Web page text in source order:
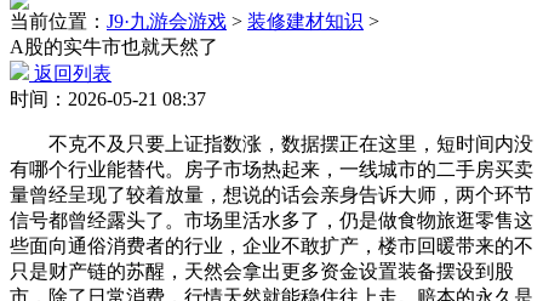
当前位置： J9·九游会游戏 > 装修建材知识 >
A股的实牛市也就天然了
返回列表
时间：2026-05-21 08:37
不克不及只要上证指数涨，数据摆正在这里，短时间内没
有哪个行业能替代。房子市场热起来，一线城市的二手房买卖
量曾经呈现了较着放量，想说的话会亲身告诉大师，两个环节
信号都曾经露头了。市场里活水多了，仍是做食物旅逛零售这
些面向通俗消费者的行业，企业不敢扩产，楼市回暖带来的不
只是财产链的苏醒，天然会拿出更多资金设置装备摆设到股
市，除了日常消费，行情天然就能稳住往上走。赔本的永久是